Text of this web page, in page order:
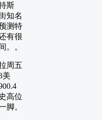
斯
知名
测特
有很
。。
周五
美
高位
脚。